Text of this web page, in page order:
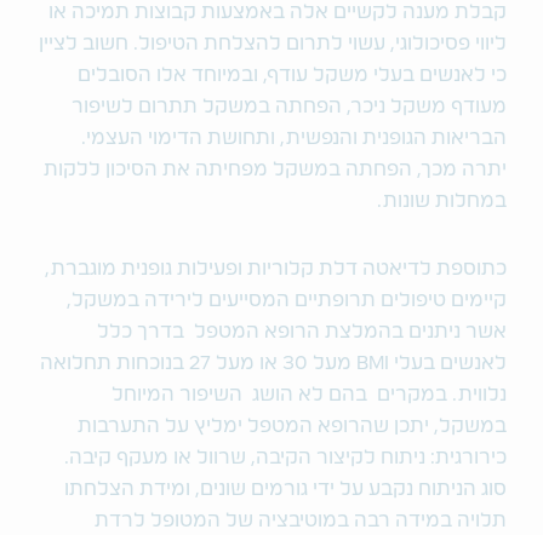
קבלת מענה לקשיים אלה באמצעות קבוצות תמיכה או
ליווי פסיכולוגי, עשוי לתרום להצלחת הטיפול. חשוב לציין
כי לאנשים בעלי משקל עודף, ובמיוחד אלו הסובלים
מעודף משקל ניכר, הפחתה במשקל תתרום לשיפור
הבריאות הגופנית והנפשית, ותחושת הדימוי העצמי.
יתרה מכך, הפחתה במשקל מפחיתה את הסיכון ללקות
במחלות שונות.
כתוספת לדיאטה דלת קלוריות ופעילות גופנית מוגברת,
קיימים טיפולים תרופתיים המסייעים לירידה במשקל,
אשר ניתנים בהמלצת הרופא המטפל בדרך כלל
לאנשים בעלי BMI מעל 30 או מעל 27 בנוכחות תחלואה
נלווית. במקרים בהם לא הושג השיפור המיוחל
במשקל, יתכן שהרופא המטפל ימליץ על התערבות
כירורגית: ניתוח לקיצור הקיבה, שרוול או מעקף קיבה.
סוג הניתוח נקבע על ידי גורמים שונים, ומידת הצלחתו
תלויה במידה רבה במוטיבציה של המטופל לרדת